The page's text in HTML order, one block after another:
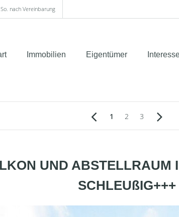
nach Vereinbarung
Immobilien Eigentümer
1 2 3
UND ABSTELLRAUM
SCHLEUßIG+++